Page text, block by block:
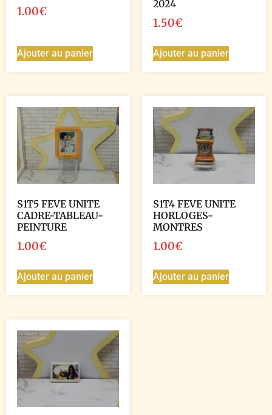
1.00€
Ajouter au panier
2024
1.50€
Ajouter au panier
S1T5 FEVE UNITE
CADRE-TABLEAU-
PEINTURE
1.00€
Ajouter au panier
S1T4 FEVE UNITE
HORLOGES-
MONTRES
1.00€
Ajouter au panier